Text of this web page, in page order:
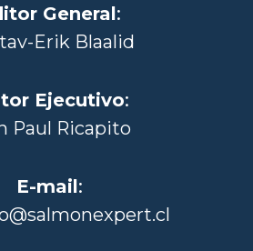
General:
Erik Blaalid
Ejecutivo:
Paul Ricapito
E-mail: